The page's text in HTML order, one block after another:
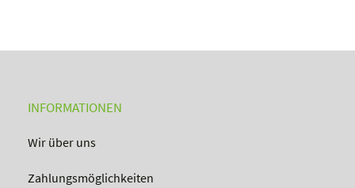
INFORMATIONEN
Wir über uns
Zahlungsmöglichkeiten